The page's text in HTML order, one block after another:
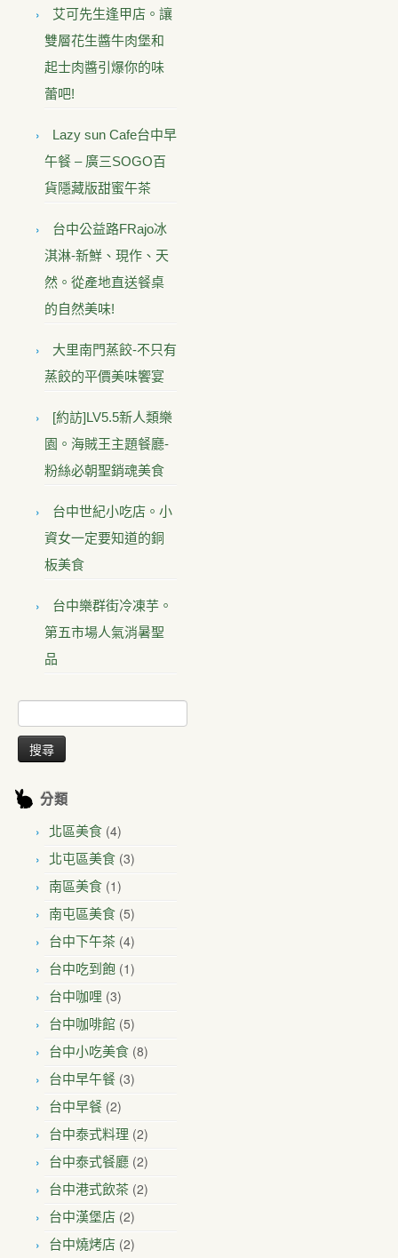
艾可先生逢甲店。讓
雙層花生醬牛肉堡和
起士肉醬引爆你的味
蕾吧!
Lazy sun Cafe台中早
午餐 – 廣三SOGO百
貨隱藏版甜蜜午茶
台中公益路FRajo冰
淇淋-新鮮、現作、天
然。從產地直送餐桌
的自然美味!
大里南門蒸餃-不只有
蒸餃的平價美味饗宴
[約訪]LV5.5新人類樂
園。海賊王主題餐廳-
粉絲必朝聖銷魂美食
台中世紀小吃店。小
資女一定要知道的銅
板美食
台中樂群街冷凍芋。
第五市場人氣消暑聖
品
搜
尋
關
鍵
分類
北區美食 (4)
北屯區美食 (3)
南區美食 (1)
南屯區美食 (5)
台中下午茶 (4)
台中吃到飽 (1)
台中咖哩 (3)
台中咖啡館 (5)
台中小吃美食 (8)
台中早午餐 (3)
台中早餐 (2)
台中泰式料理 (2)
台中泰式餐廳 (2)
台中港式飲茶 (2)
台中漢堡店 (2)
台中燒烤店 (2)